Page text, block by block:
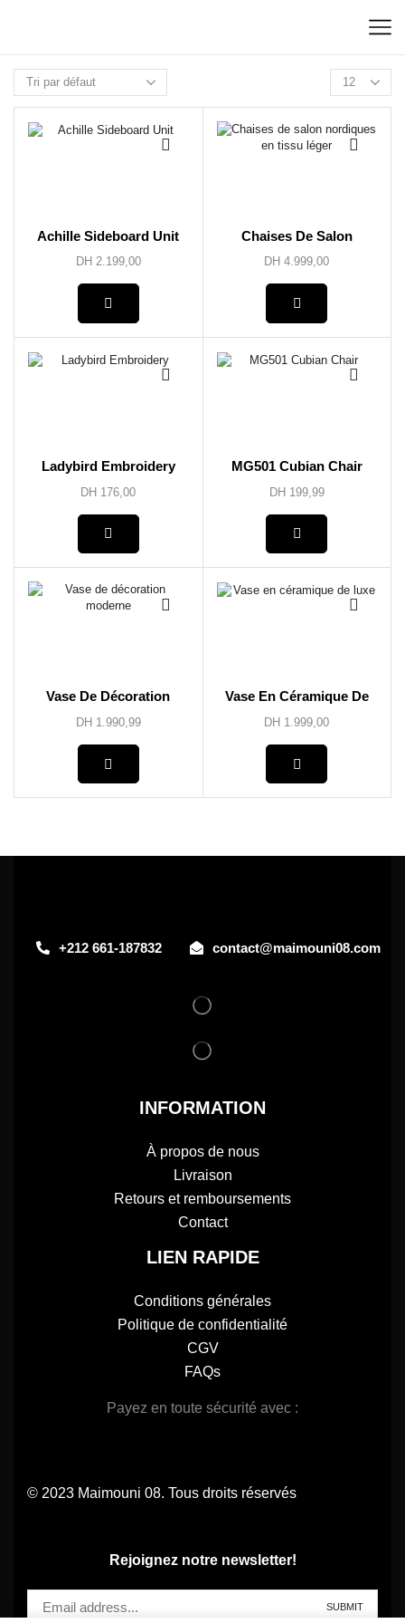
Achille Sideboard Unit
DH 2.199,00
Chaises De Salon
Nordiques En Tissu
DH 4.999,00
Ladybird Embroidery
DH 176,00
MG501 Cubian Chair
DH199,99
Vase De Décoration
Moderne
DH 1.990,99
Vase En Céramique De
Luxe
DH 1.999,00
+212 661-187832 contact@maimouni08.com
INFORMATION
À propos de nous
Livraison
Retours et remboursements
Contact
LIEN RAPIDE
Conditions générales
Politique de confidentialité
CGV
FAQs
Payez en toute sécurité avec :
© 2023 Maimouni 08. Tous droits réservés
Rejoignez notre newsletter!